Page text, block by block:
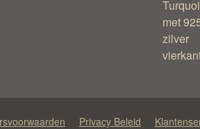
Privacy Beleid